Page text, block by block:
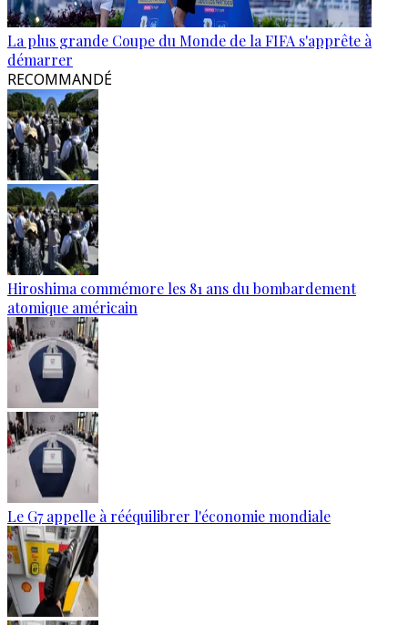
La plus grande Coupe du Monde de la FIFA s'apprête à
démarrer
RECOMMANDÉ
Hiroshima commémore les 81 ans du bombardement
atomique américain
Le G7 appelle à rééquilibrer l'économie mondiale